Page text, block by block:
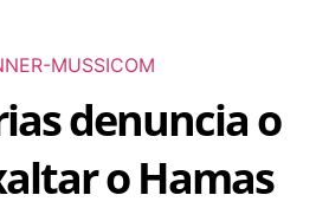
denuncia o
o Hamas